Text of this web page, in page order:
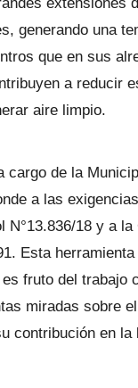
generando una
que en sus
a reducir
aire limpio.
cargo de la
a las
N°13.836/18 y a la
Esta
fruto del trabajo
miradas sobre
contribución en la